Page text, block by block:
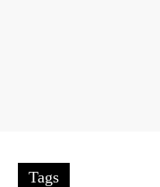
Tags